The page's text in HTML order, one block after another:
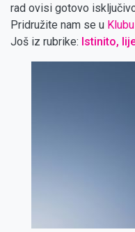
rad ovisi gotovo
Pridružite nam se u
Još iz rubrike: Istinito,